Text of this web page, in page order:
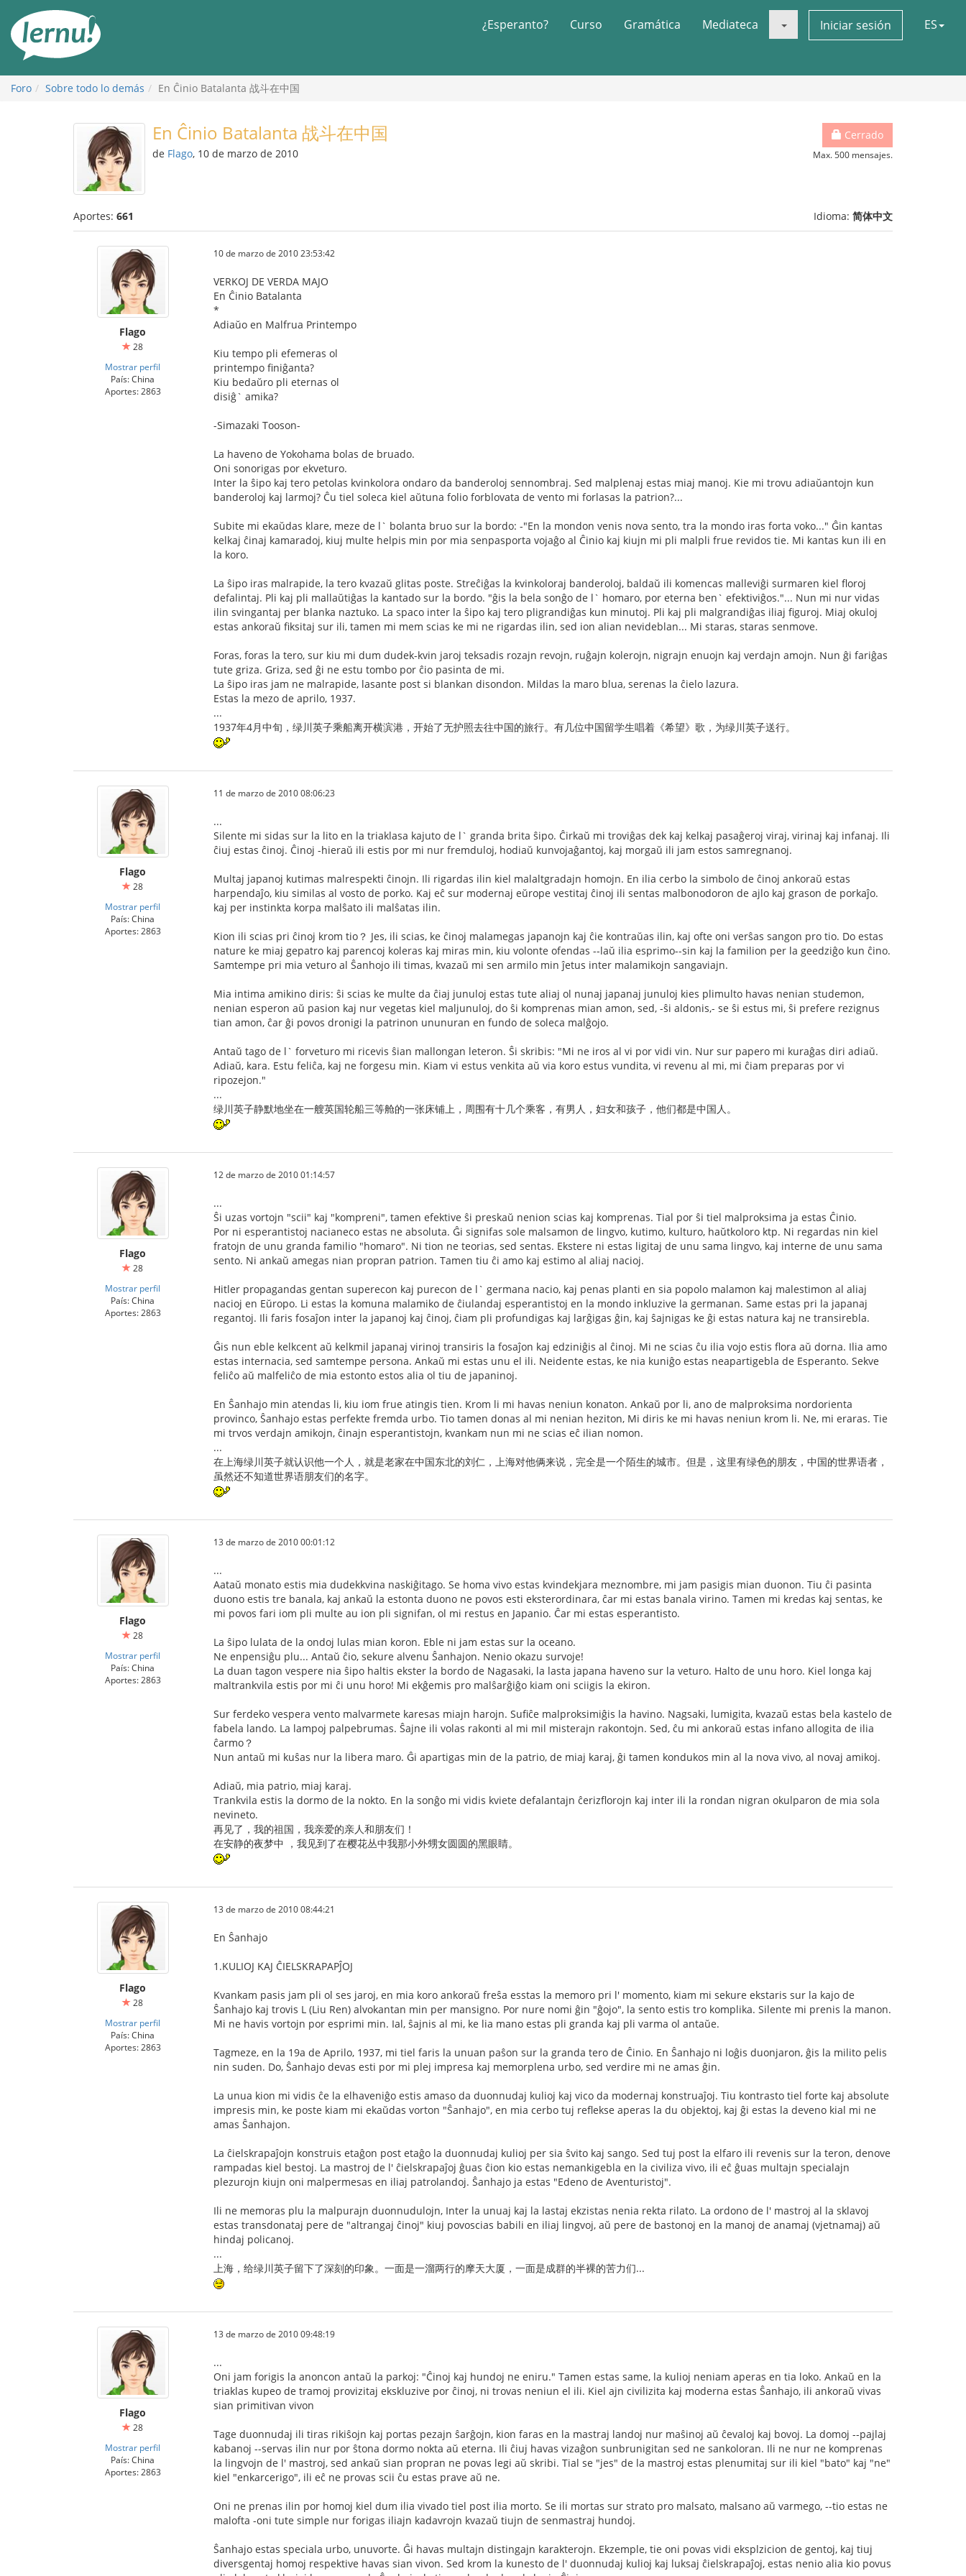
¿Esperanto? Curso Gramática Mediateca Iniciar sesión ES
Foro Sobre todo lo demás En Ĉinio Batalanta 战斗在中国
Cerrado
Max. 500 mensajes.
En Ĉinio Batalanta 战斗在中国
de Flago, 10 de marzo de 2010
Aportes: 661 Idioma: 简体中文
Flago
28
Mostrar perfil
País: China
Aportes: 2863
10 de marzo de 2010 23:53:42
VERKOJ DE VERDA MAJO
En Ĉinio Batalanta
*
Adiaŭo en Malfrua Printempo
Kiu tempo pli efemeras ol
printempo finiĝanta?
Kiu bedaŭro pli eternas ol
disiĝ` amika?
-Simazaki Tooson-
La haveno de Yokohama bolas de bruado.
Oni sonorigas por ekveturo.
Inter la ŝipo kaj tero petolas kvinkolora ondaro da banderoloj sennombraj. Sed malplenaj estas miaj manoj. Kie mi trovu adiaŭantojn kun
banderoloj kaj larmoj? Ĉu tiel soleca kiel aŭtuna folio forblovata de vento mi forlasas la patrion?...
Subite mi ekaŭdas klare, meze de l` bolanta bruo sur la bordo: -"En la mondon venis nova sento, tra la mondo iras forta voko..." Ĝin kantas
kelkaj ĉinaj kamaradoj, kiuj multe helpis min por mia senpasporta vojaĝo al Ĉinio kaj kiujn mi pli malpli frue revidos tie. Mi kantas kun ili en
la koro.
La ŝipo iras malrapide, la tero kvazaŭ glitas poste. Streĉiĝas la kvinkoloraj banderoloj, baldaŭ ili komencas malleviĝi surmaren kiel floroj
defalintaj. Pli kaj pli mallaŭtiĝas la kantado sur la bordo. "ĝis la bela sonĝo de l` homaro, por eterna ben` efektiviĝos."... Nun mi nur vidas
ilin svingantaj per blanka naztuko. La spaco inter la ŝipo kaj tero pligrandiĝas kun minutoj. Pli kaj pli malgrandiĝas iliaj figuroj. Miaj okuloj
estas ankoraŭ fiksitaj sur ili, tamen mi mem scias ke mi ne rigardas ilin, sed ion alian nevideblan... Mi staras, staras senmove.
Foras, foras la tero, sur kiu mi dum dudek-kvin jaroj teksadis rozajn revojn, ruĝajn kolerojn, nigrajn enuojn kaj verdajn amojn. Nun ĝi fariĝas
tute griza. Griza, sed ĝi ne estu tombo por ĉio pasinta de mi.
La ŝipo iras jam ne malrapide, lasante post si blankan disondon. Mildas la maro blua, serenas la ĉielo lazura.
Estas la mezo de aprilo, 1937.
...
1937年4月中旬，绿川英子乘船离开横滨港，开始了无护照去往中国的旅行。有几位中国留学生唱着《希望》歌，为绿川英子送行。
Flago
28
Mostrar perfil
País: China
Aportes: 2863
11 de marzo de 2010 08:06:23
...
Silente mi sidas sur la lito en la triaklasa kajuto de l` granda brita ŝipo. Ĉirkaŭ mi troviĝas dek kaj kelkaj pasaĝeroj viraj, virinaj kaj infanaj. Ili
ĉiuj estas ĉinoj. Ĉinoj -hieraŭ ili estis por mi nur fremduloj, hodiaŭ kunvojaĝantoj, kaj morgaŭ ili jam estos samregnanoj.
Multaj japanoj kutimas malrespekti ĉinojn. Ili rigardas ilin kiel malaltgradajn homojn. En ilia cerbo la simbolo de ĉinoj ankoraŭ estas
harpendaĵo, kiu similas al vosto de porko. Kaj eĉ sur modernaj eŭrope vestitaj ĉinoj ili sentas malbonodoron de ajlo kaj grason de porkaĵo.
kaj per instinkta korpa malŝato ili malŝatas ilin.
Kion ili scias pri ĉinoj krom tio？ Jes, ili scias, ke ĉinoj malamegas japanojn kaj ĉie kontraŭas ilin, kaj ofte oni verŝas sangon pro tio. Do estas
nature ke miaj gepatro kaj parencoj koleras kaj miras min, kiu volonte ofendas --laŭ ilia esprimo--sin kaj la familion per la geedziĝo kun ĉino.
Samtempe pri mia veturo al Ŝanhojo ili timas, kvazaŭ mi sen armilo min ĵetus inter malamikojn sangaviajn.
Mia intima amikino diris: ŝi scias ke multe da ĉiaj junuloj estas tute aliaj ol nunaj japanaj junuloj kies plimulto havas nenian studemon,
nenian esperon aŭ pasion kaj nur vegetas kiel maljunuloj, do ŝi komprenas mian amon, sed, -ŝi aldonis,- se ŝi estus mi, ŝi prefere rezignus
tian amon, ĉar ĝi povos dronigi la patrinon ununuran en fundo de soleca malĝojo.
Antaŭ tago de l` forveturo mi ricevis ŝian mallongan leteron. Ŝi skribis: "Mi ne iros al vi por vidi vin. Nur sur papero mi kuraĝas diri adiaŭ.
Adiaŭ, kara. Estu feliĉa, kaj ne forgesu min. Kiam vi estus venkita aŭ via koro estus vundita, vi revenu al mi, mi ĉiam preparas por vi
ripozejon."
...
绿川英子静默地坐在一艘英国轮船三等舱的一张床铺上，周围有十几个乘客，有男人，妇女和孩子，他们都是中国人。
Flago
28
Mostrar perfil
País: China
Aportes: 2863
12 de marzo de 2010 01:14:57
...
Ŝi uzas vortojn "scii" kaj "kompreni", tamen efektive ŝi preskaŭ nenion scias kaj komprenas. Tial por ŝi tiel malproksima ja estas Ĉinio.
Por ni esperantistoj nacianeco estas ne absoluta. Ĝi signifas sole malsamon de lingvo, kutimo, kulturo, haŭtkoloro ktp. Ni regardas nin kiel
fratojn de unu granda familio "homaro". Ni tion ne teorias, sed sentas. Ekstere ni estas ligitaj de unu sama lingvo, kaj interne de unu sama
sento. Ni ankaŭ amegas nian propran patrion. Tamen tiu ĉi amo kaj estimo al aliaj nacioj.
Hitler propagandas gentan superecon kaj purecon de l` germana nacio, kaj penas planti en sia popolo malamon kaj malestimon al aliaj
nacioj en Eŭropo. Li estas la komuna malamiko de ĉiulandaj esperantistoj en la mondo inkluzive la germanan. Same estas pri la japanaj
regantoj. Ili faris fosaĵon inter la japanoj kaj ĉinoj, ĉiam pli profundigas kaj larĝigas ĝin, kaj ŝajnigas ke ĝi estas natura kaj ne transirebla.
Ĝis nun eble kelkcent aŭ kelkmil japanaj virinoj transiris la fosaĵon kaj edziniĝis al ĉinoj. Mi ne scias ĉu ilia vojo estis flora aŭ dorna. Ilia amo
estas internacia, sed samtempe persona. Ankaŭ mi estas unu el ili. Neidente estas, ke nia kuniĝo estas neapartigebla de Esperanto. Sekve
feliĉo aŭ malfeliĉo de mia estonto estos alia ol tiu de japaninoj.
En Ŝanhajo min atendas li, kiu iom frue atingis tien. Krom li mi havas neniun konaton. Ankaŭ por li, ano de malproksima nordorienta
provinco, Ŝanhajo estas perfekte fremda urbo. Tio tamen donas al mi nenian heziton, Mi diris ke mi havas neniun krom li. Ne, mi eraras. Tie
mi trvos verdajn amikojn, ĉinajn esperantistojn, kvankam nun mi ne scias eĉ ilian nomon.
...
在上海绿川英子就认识他一个人，就是老家在中国东北的刘仁，上海对他俩来说，完全是一个陌生的城市。但是，这里有绿色的朋友，中国的世界语者，
虽然还不知道世界语朋友们的名字。
Flago
28
Mostrar perfil
País: China
Aportes: 2863
13 de marzo de 2010 00:01:12
...
Aataŭ monato estis mia dudekkvina naskiĝitago. Se homa vivo estas kvindekjara meznombre, mi jam pasigis mian duonon. Tiu ĉi pasinta
duono estis tre banala, kaj ankaŭ la estonta duono ne povos esti eksterordinara, ĉar mi estas banala virino. Tamen mi kredas kaj sentas, ke
mi povos fari iom pli multe au ion pli signifan, ol mi restus en Japanio. Ĉar mi estas esperantisto.
La ŝipo lulata de la ondoj lulas mian koron. Eble ni jam estas sur la oceano.
Ne enpensiĝu plu... Antaŭ ĉio, sekure alvenu Ŝanhajon. Nenio okazu survoje!
La duan tagon vespere nia ŝipo haltis ekster la bordo de Nagasaki, la lasta japana haveno sur la veturo. Halto de unu horo. Kiel longa kaj
maltrankvila estis por mi ĉi unu horo! Mi ekĝemis pro malŝarĝiĝo kiam oni sciigis la ekiron.
Sur ferdeko vespera vento malvarmete karesas miajn harojn. Sufiĉe malproksimiĝis la havino. Nagsaki, lumigita, kvazaŭ estas bela kastelo de
fabela lando. La lampoj palpebrumas. Ŝajne ili volas rakonti al mi mil misterajn rakontojn. Sed, ĉu mi ankoraŭ estas infano allogita de ilia
ĉarmo？
Nun antaŭ mi kuŝas nur la libera maro. Ĝi apartigas min de la patrio, de miaj karaj, ĝi tamen kondukos min al la nova vivo, al novaj amikoj.
Adiaŭ, mia patrio, miaj karaj.
Trankvila estis la dormo de la nokto. En la sonĝo mi vidis kviete defalantajn ĉerizflorojn kaj inter ili la rondan nigran okulparon de mia sola
nevineto.
再见了，我的祖国，我亲爱的亲人和朋友们！
在安静的夜梦中 ，我见到了在樱花丛中我那小外甥女圆圆的黑眼睛。
Flago
28
Mostrar perfil
País: China
Aportes: 2863
13 de marzo de 2010 08:44:21
En Ŝanhajo
1.KULIOJ KAJ ĈIELSKRAPAPĴOJ
Kvankam pasis jam pli ol ses jaroj, en mia koro ankoraŭ freŝa esstas la memoro pri l' momento, kiam mi sekure ekstaris sur la kajo de
Ŝanhajo kaj trovis L (Liu Ren) alvokantan min per mansigno. Por nure nomi ĝin "ĝojo", la sento estis tro komplika. Silente mi prenis la manon.
Mi ne havis vortojn por esprimi min. Ial, ŝajnis al mi, ke lia mano estas pli granda kaj pli varma ol antaŭe.
Tagmeze, en la 19a de Aprilo, 1937, mi tiel faris la unuan paŝon sur la granda tero de Ĉinio. En Ŝanhajo ni loĝis duonjaron, ĝis la milito pelis
nin suden. Do, Ŝanhajo devas esti por mi plej impresa kaj memorplena urbo, sed verdire mi ne amas ĝin.
La unua kion mi vidis ĉe la elhaveniĝo estis amaso da duonnudaj kulioj kaj vico da modernaj konstruaĵoj. Tiu kontrasto tiel forte kaj absolute
impresis min, ke poste kiam mi ekaŭdas vorton "Ŝanhajo", en mia cerbo tuj reflekse aperas la du objektoj, kaj ĝi estas la deveno kial mi ne
amas Ŝanhajon.
La ĉielskrapaĵojn konstruis etaĝon post etaĝo la duonnudaj kulioj per sia ŝvito kaj sango. Sed tuj post la elfaro ili revenis sur la teron, denove
rampadas kiel bestoj. La mastroj de l' ĉielskrapaĵoj ĝuas ĉion kio estas nemankigebla en la civiliza vivo, ili eĉ ĝuas multajn specialajn
plezurojn kiujn oni malpermesas en iliaj patrolandoj. Ŝanhajo ja estas "Edeno de Aventuristoj".
Ili ne memoras plu la malpurajn duonnudulojn, Inter la unuaj kaj la lastaj ekzistas nenia rekta rilato. La ordono de l' mastroj al la sklavoj
estas transdonataj pere de "altrangaj ĉinoj" kiuj povoscias babili en iliaj lingvoj, aŭ pere de bastonoj en la manoj de anamaj (vjetnamaj) aŭ
hindaj policanoj.
...
上海，给绿川英子留下了深刻的印象。一面是一溜两行的摩天大厦，一面是成群的半裸的苦力们...
Flago
28
Mostrar perfil
País: China
Aportes: 2863
13 de marzo de 2010 09:48:19
...
Oni jam forigis la anoncon antaŭ la parkoj: "Ĉinoj kaj hundoj ne eniru." Tamen estas same, la kulioj neniam aperas en tia loko. Ankaŭ en la
triaklas kupeo de tramoj provizitaj ekskluzive por ĉinoj, ni trovas neniun el ili. Kiel ajn civilizita kaj moderna estas Ŝanhajo, ili ankoraŭ vivas
sian primitivan vivon
Tage duonnudaj ili tiras rikiŝojn kaj portas pezajn ŝarĝojn, kion faras en la mastraj landoj nur maŝinoj aŭ ĉevaloj kaj bovoj. La domoj --pajlaj
kabanoj --servas ilin nur por ŝtona dormo nokta aŭ eterna. Ili ĉiuj havas vizaĝon sunbrunigitan sed ne sankoloran. Ili ne nur ne komprenas
la lingvojn de l' mastroj, sed ankaŭ sian propran ne povas legi aŭ skribi. Tial se "jes" de la mastroj estas plenumitaj sur ili kiel "bato" kaj "ne"
kiel "enkarcerigo", ili eĉ ne provas scii ĉu estas prave aŭ ne.
Oni ne prenas ilin por homoj kiel dum ilia vivado tiel post ilia morto. Se ili mortas sur strato pro malsato, malsano aŭ varmego, --tio estas ne
malofta -oni tute simple nur forigas iliajn kadavrojn kvazaŭ tiujn de senmastraj hundoj.
Ŝanhajo estas speciala urbo, unuvorte. Ĝi havas multajn distingajn karakterojn. Ekzemple, tie oni povas vidi eksplzicion de gentoj, kaj tiuj
diversgentaj homoj respektive havas sian vivon. Sed krom la kunesto de l' duonnudaj kulioj kaj luksaj ĉielskrapaĵoj, estas nenio alia kio povus